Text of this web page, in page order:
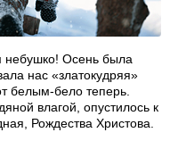
небушко! Осень была
нас «златокудряя»
белым-бело теперь.
влагой, опустилось к
Рождества Христова.